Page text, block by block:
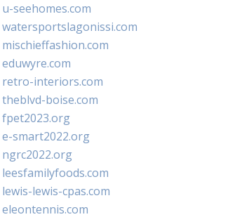
u-seehomes.com
watersportslagonissi.com
mischieffashion.com
eduwyre.com
retro-interiors.com
theblvd-boise.com
fpet2023.org
e-smart2022.org
ngrc2022.org
leesfamilyfoods.com
lewis-lewis-cpas.com
eleontennis.com